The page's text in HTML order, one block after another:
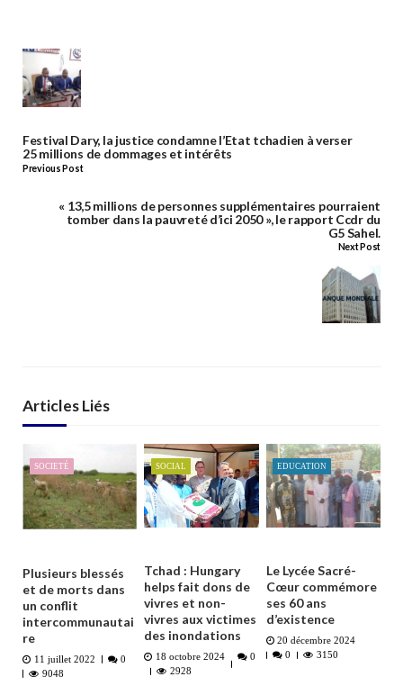
Festival Dary, la justice condamne l’Etat tchadien à verser
25 millions de dommages et intérêts
Previous Post
« 13,5 millions de personnes supplémentaires pourraient
tomber dans la pauvreté d’ici 2050 », le rapport Ccdr du
G5 Sahel.
Next Post
Articles Liés
SOCIETÉ
Plusieurs blessés
et de morts dans
un conflit
intercommunautai
re
11 juillet 2022
0
9048
SOCIAL
Tchad : Hungary
helps fait dons de
vivres et non-
vivres aux victimes
des inondations
18 octobre 2024
0
2928
EDUCATION
Le Lycée Sacré-
Cœur commémore
ses 60 ans
d’existence
20 décembre 2024
0
3150